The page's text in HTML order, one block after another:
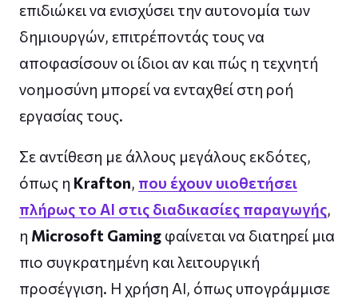
επιδιώκει να ενισχύσει την αυτονομία των
δημιουργών, επιτρέποντάς τους να
αποφασίσουν οι ίδιοι αν και πώς η τεχνητή
νοημοσύνη μπορεί να ενταχθεί στη ροή
εργασίας τους.
Σε αντίθεση με άλλους μεγάλους εκδότες,
όπως η Krafton, που έχουν υιοθετήσει
πλήρως το AI στις διαδικασίες παραγωγής,
η Microsoft Gaming φαίνεται να διατηρεί μια
πιο συγκρατημένη και λειτουργική
προσέγγιση. Η χρήση AI, όπως υπογράμμισε